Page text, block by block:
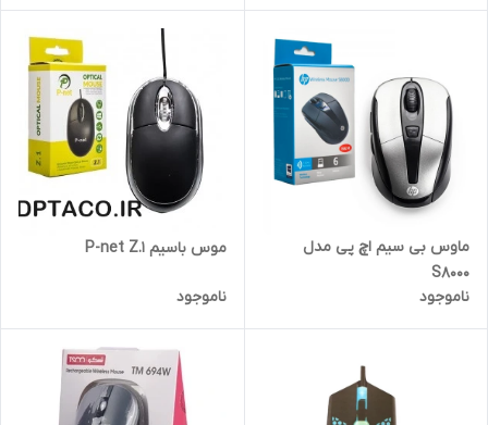
ماوس بی سیم اچ پی مدل
S8000
ناموجود
موس با‌سیم P-net Z.1
ناموجود